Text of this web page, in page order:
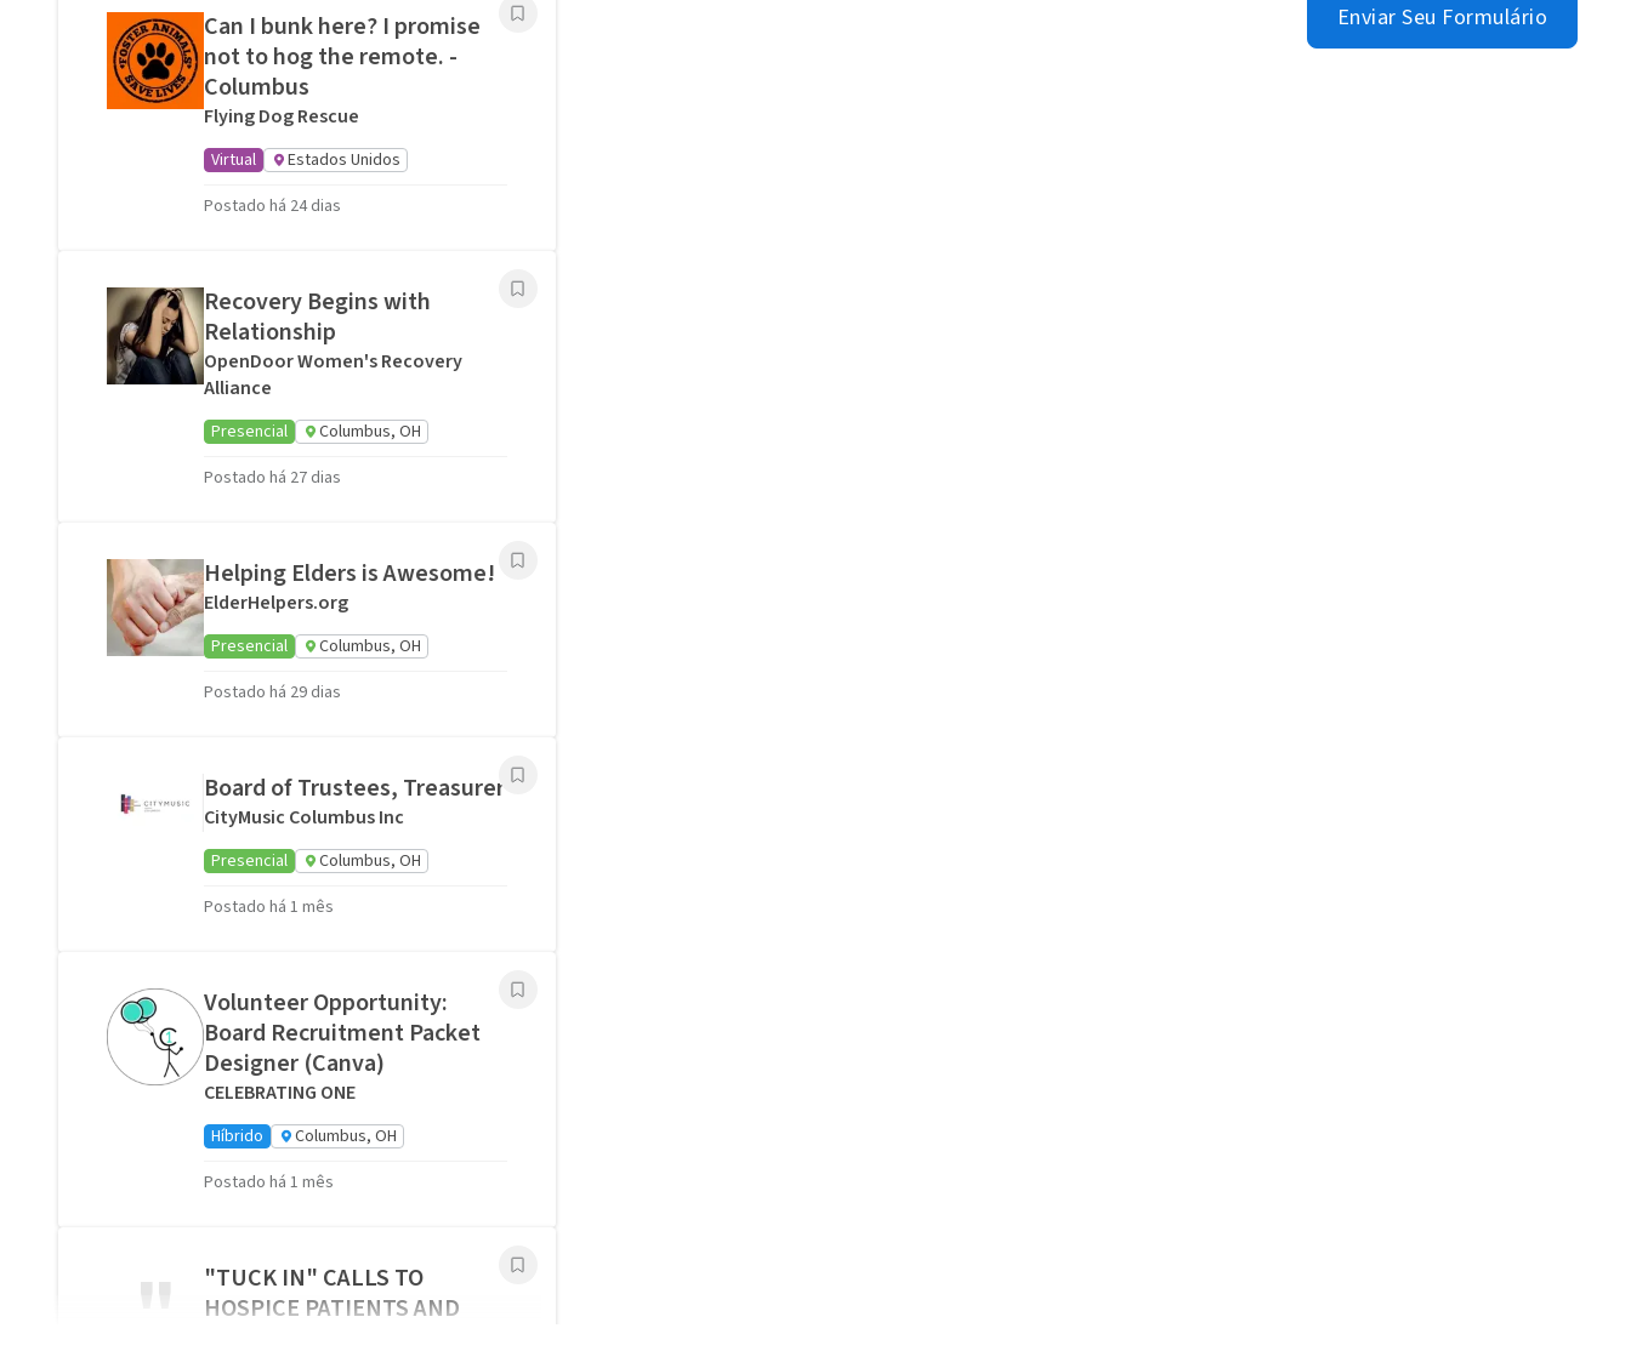
Enviar Seu Formulário
Can I bunk here? I promise
not to hog the remote. -
Columbus
Flying Dog Rescue
Virtual
Estados Unidos
Postado há 24 dias
Recovery Begins with
Relationship
OpenDoor Women's Recovery
Alliance
Presencial
Columbus, OH
Postado há 27 dias
Helping Elders is Awesome!
ElderHelpers.org
Presencial
Columbus, OH
Postado há 29 dias
Board of Trustees, Treasurer
CityMusic Columbus Inc
Presencial
Columbus, OH
Postado há 1 mês
Volunteer Opportunity:
Board Recruitment Packet
Designer (Canva)
CELEBRATING ONE
Híbrido
Columbus, OH
Postado há 1 mês
"
"TUCK IN" CALLS TO
HOSPICE PATIENTS AND